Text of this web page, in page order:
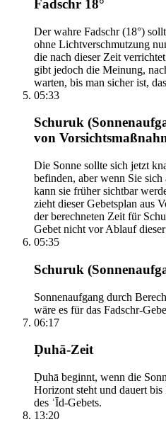
Fadschr 18°
Der wahre Fadschr (18°)
ohne Lichtverschmutzung
die nach dieser Zeit
gibt jedoch die Meinung,
warten, bis man sicher ist,
05:33
Schuruk
von
Die Sonne sollte sich jetzt
befinden, aber wenn Sie
kann sie früher sichtbar
zieht dieser Gebetsplan aus
der berechneten Zeit für
Gebet nicht vor Ablauf
05:35
Schuruk
Sonnenaufgang durch
wäre es für das Fadschr-
06:17
Ḍuhā-Zeit
Ḍuhā beginnt, wenn die
Horizont steht und dauert
des ʿĪd-Gebets.
13:20